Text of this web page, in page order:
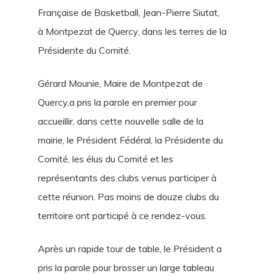
Française de Basketball, Jean-Pierre Siutat,
à Montpezat de Quercy, dans les terres de la
Présidente du Comité.
Gérard Mounie, Maire de Montpezat de
Quercy,a pris la parole en premier pour
accueillir, dans cette nouvelle salle de la
mairie, le Président Fédéral, la Présidente du
Comité, les élus du Comité et les
représentants des clubs venus participer à
cette réunion. Pas moins de douze clubs du
territoire ont participé à ce rendez-vous.
Après un rapide tour de table, le Président a
pris la parole pour brosser un large tableau